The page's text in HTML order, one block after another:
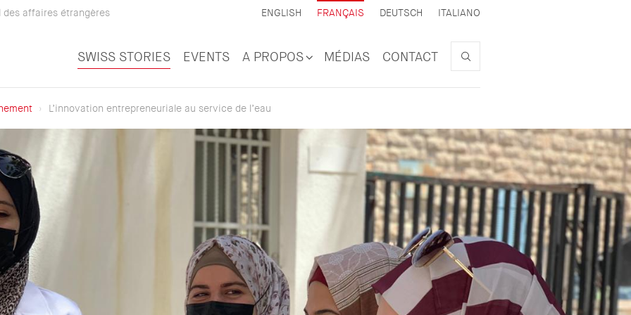
des affaires étrangères ENGLISH FRANÇAIS ACTIFDEUTSCH ITALIANO
SWISS STORIES EVENTS A PROPOS MÉDIAS CONTACT Search
L’innovation entrepreneuriale au service de l’eau